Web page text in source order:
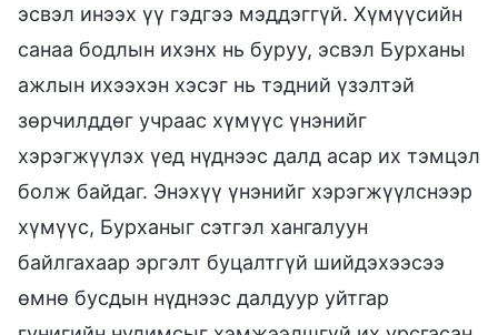
эсвэл инээх үү гэдгээ мэддэггүй. Хүмүүсийн
санаа бодлын ихэнх нь буруу, эсвэл Бурханы
ажлын ихээхэн хэсэг нь тэдний үзэлтэй
зөрчилддөг учраас хүмүүс үнэнийг
хэрэгжүүлэх үед нүднээс далд асар их тэмцэл
болж байдаг. Энэхүү үнэнийг хэрэгжүүлснээр
хүмүүс, Бурханыг сэтгэл хангалуун
байлгахаар эргэлт буцалтгүй шийдэхээсээ
өмнө бусдын нүднээс далдуур уйтгар